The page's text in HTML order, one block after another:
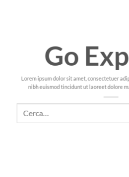
Go
Lorem ipsum dolor sit amet, consectetuer
nibh euismod tincidunt ut laoreet dolore